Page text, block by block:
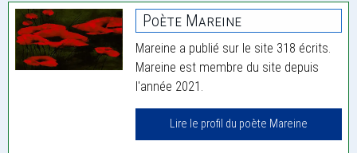
Poète Mareine
Mareine a publié sur le site 318 écrits.
Mareine est membre du site depuis
l'année 2021.
Lire le profil du poète Mareine